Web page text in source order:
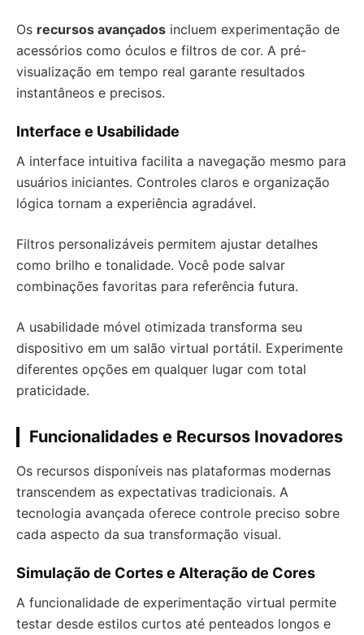
Os recursos avançados incluem experimentação de
acessórios como óculos e filtros de cor. A pré-
visualização em tempo real garante resultados
instantâneos e precisos.
Interface e Usabilidade
A interface intuitiva facilita a navegação mesmo para
usuários iniciantes. Controles claros e organização
lógica tornam a experiência agradável.
Filtros personalizáveis permitem ajustar detalhes
como brilho e tonalidade. Você pode salvar
combinações favoritas para referência futura.
A usabilidade móvel otimizada transforma seu
dispositivo em um salão virtual portátil. Experimente
diferentes opções em qualquer lugar com total
praticidade.
Funcionalidades e Recursos Inovadores
Os recursos disponíveis nas plataformas modernas
transcendem as expectativas tradicionais. A
tecnologia avançada oferece controle preciso sobre
cada aspecto da sua transformação visual.
Simulação de Cortes e Alteração de Cores
A funcionalidade de experimentação virtual permite
testar desde estilos curtos até penteados longos e